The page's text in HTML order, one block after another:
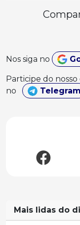
Nos siga no
Participe do
no
Telegram
Mais lidas do